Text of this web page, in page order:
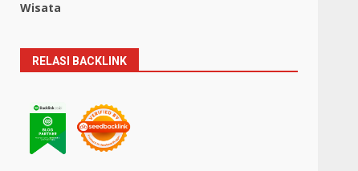
Wisata
RELASI BACKLINK